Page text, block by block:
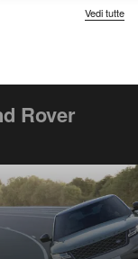
Vedi tutte
Rover